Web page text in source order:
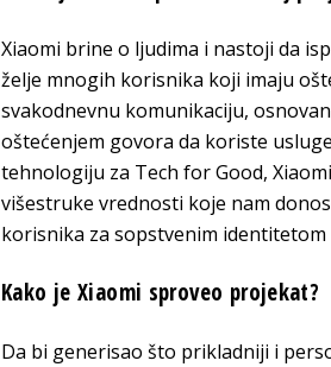
Xiaomi brine o ljudima i nastoji da
želje mnogih korisnika koji imaju
svakodnevnu komunikaciju,
oštećenjem govora da koriste
tehnologiju za Tech for Good,
višestruke vrednosti koje nam
korisnika za sopstvenim
Kako je Xiaomi sproveo projekat?
Da bi generisao što prikladniji i